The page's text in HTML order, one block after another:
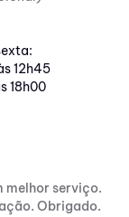
12h45
18h00
melhor serviço.
Obrigado.